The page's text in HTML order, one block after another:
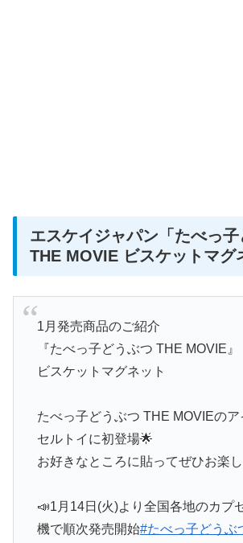
エスケイジャパン 「たべっ
THE MOVIE ビスケットマグ
1月発売商品のご紹介
『たべっ子どうぶつ THE MOVIE』
ビスケットマグネット
たべっ子どうぶつ THE MOVIEの
セルトイに初登場🌟
お好きなところに貼ってぜひお楽
📣1月14日(火)より全国各地のカプ
機で順次発売開始#たべっ子どうぶ